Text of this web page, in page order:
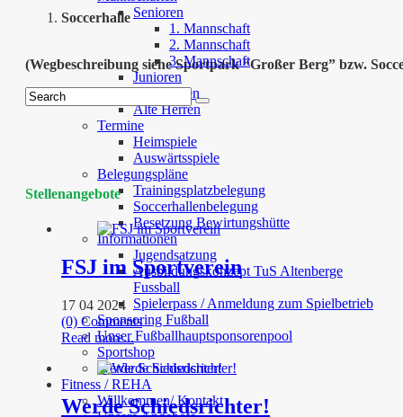
Senioren
1. Mannschaft
2. Mannschaft
3. Mannschaft
Junioren
Juniorinnen
Alte Herren
Termine
Heimspiele
Auswärtsspiele
Belegungspläne
Trainingsplatzbelegung
Soccerhallenbelegung
Besetzung Bewirtungshütte
Informationen
Jugendsatzung
Ausbildungskonzept TuS Altenberge
Fussball
Spielerpass / Anmeldung zum Spielbetrieb
Sponsoring Fußball
Unser Fußballhauptsponsorenpool
Sportshop
Werde Schiedsrichter!
Fitness / REHA
Willkommen/ Kontakt
Soccerhalle
(Wegbeschreibung siehe Sportpark “Großer Berg” bzw.
Stellenangebote
FSJ im Sportverein
17 04 2024
(0) Comments
Read more...
Werde Schiedsrichter!